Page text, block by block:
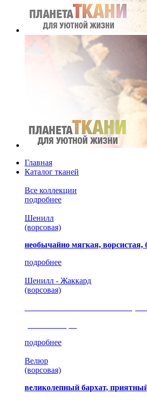
Главная
Каталог тканей
Все коллекции
подробнее
Шенилл
(ворсовая)
необычайно мягкая, ворсистая,
подробнее
Шенилл - Жаккард
(ворсовая)
подробнее
Велюр
(ворсовая)
великолепный бархат,